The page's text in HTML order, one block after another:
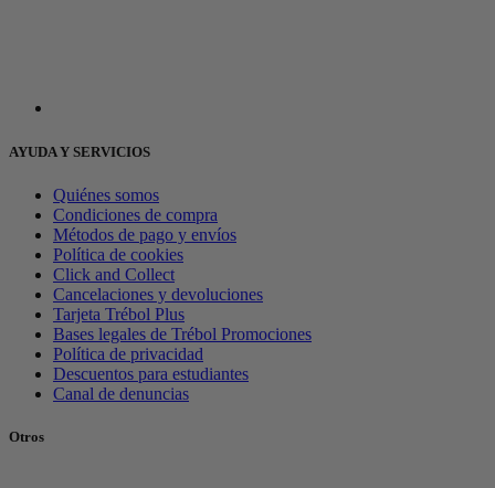
AYUDA Y SERVICIOS
Quiénes somos
Condiciones de compra
Métodos de pago y envíos
Política de cookies
Click and Collect
Cancelaciones y devoluciones
Tarjeta Trébol Plus
Bases legales de Trébol Promociones
Política de privacidad
Descuentos para estudiantes
Canal de denuncias
Otros